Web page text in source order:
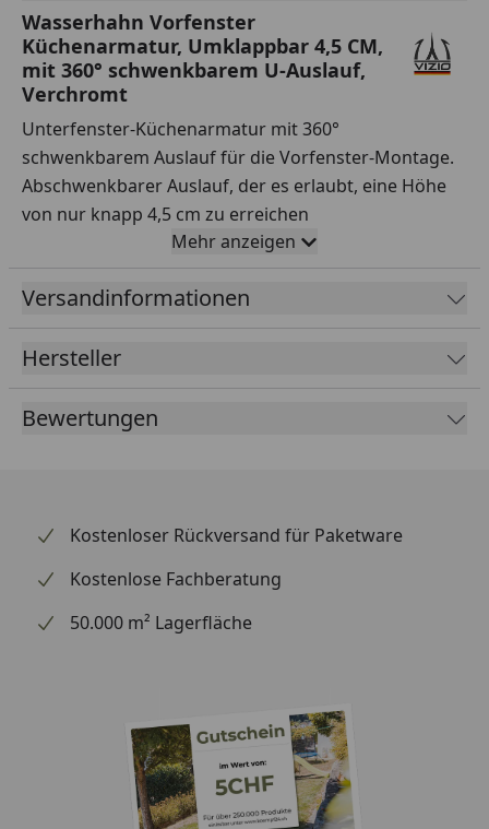
Wasserhahn Vorfenster
Küchenarmatur, Umklappbar 4,5 CM,
mit 360° schwenkbarem U-Auslauf,
Verchromt
Unterfenster-Küchenarmatur mit 360°
schwenkbarem Auslauf für die Vorfenster-Montage.
Abschwenkbarer Auslauf, der es erlaubt, eine Höhe
von nur knapp 4,5 cm zu erreichen
Auslauf um 360° schwenkbar.
Hochwertige keramische Standard-Mischpatrone,
Bedien-Hebel: rechts.
Messing nach Umweltbundesamt UBA Liste und
nach DIN EN 50930 Teil 6.
max 65°C
Hochwertige Verchromung für lange anhaltenden
Anschluss-Schläuche sind DVGW KTW A1 zertifiziert.
Fixierset der Armatur Typ "FIX&LOCK" um diese
bombenfest auf Ihrer Spüle zu montieren. Dank
unserer Technik können sie von Hand die Fixier-
Mehr anzeigen
Versandinformationen
Hersteller
Bewertungen
Kostenloser Rückversand für Paketware
Kostenlose Fachberatung
50.000 m² Lagerfläche